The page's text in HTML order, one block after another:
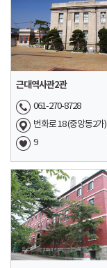
근대역사관2관
061-270-8728
번화로 18 (중앙동2가)
9